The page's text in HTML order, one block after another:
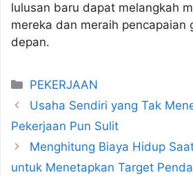
lulusan baru dapat melangkah
mereka dan meraih pencapaian
depan.
Categories
PEKERJAAN
Usaha Sendiri yang Tak
Pekerjaan Pun Sulit
Menghitung Biaya Hidup
untuk Menetapkan Target